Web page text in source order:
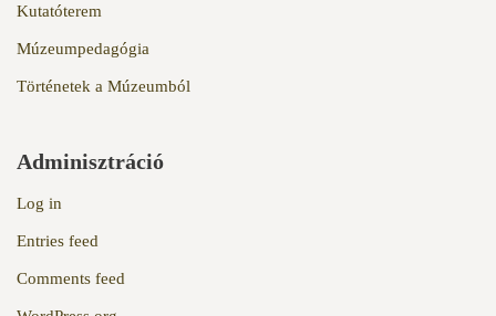
Kutatóterem
Múzeumpedagógia
Történetek a Múzeumból
Adminisztráció
Log in
Entries feed
Comments feed